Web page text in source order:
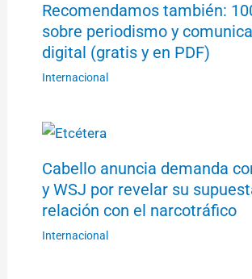
Recomendamos también:
sobre periodismo y
digital (gratis y en PDF)
Internacional
Cabello anuncia demanda
y WSJ por revelar su
relación con el narcotráfico
Internacional